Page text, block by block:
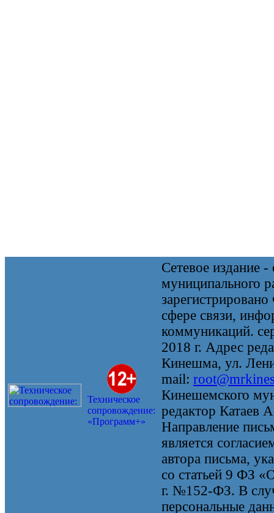
Техническое
сопровождение:
«Программ+»
Сетевое издание
муниципального
сфере связи,
коммуникаций.
2018 г. Адрес
Кинешма, ул.
mail:
Кинешемского
редактор Катаев
Направление
является
автора письма,
со статьей 9 ФЗ
г. №152-ФЗ. В
персональные